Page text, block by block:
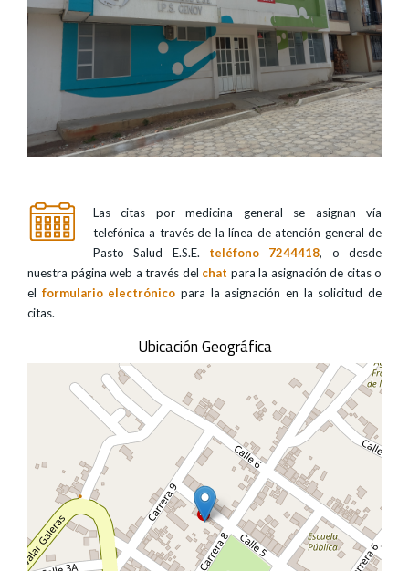
Las citas por medicina general se asignan vía
telefónica a través de la línea de atención general de
Pasto Salud E.S.E. teléfono 7244418, o desde
nuestra página web a través del chat para la asignación de citas o
el formulario electrónico para la asignación en la solicitud de
citas.
Ubicación Geográfica